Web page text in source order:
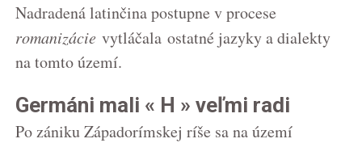
Nadradená latinčina postupne v procese
romanizácie vytláčala ostatné jazyky a dialekty
na tomto území.
Germáni mali « H » veľmi radi
Po zániku Západorímskej ríše sa na území